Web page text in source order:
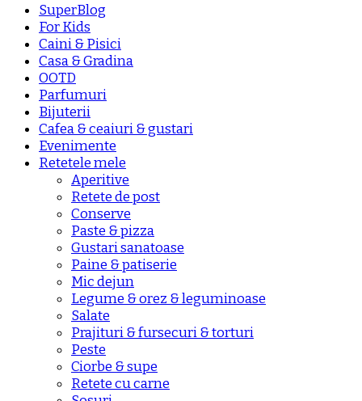
SuperBlog
For Kids
Caini & Pisici
Casa & Gradina
OOTD
Parfumuri
Bijuterii
Cafea & ceaiuri & gustari
Evenimente
Retetele mele
Aperitive
Retete de post
Conserve
Paste & pizza
Gustari sanatoase
Paine & patiserie
Mic dejun
Legume & orez & leguminoase
Salate
Prajituri & fursecuri & torturi
Peste
Ciorbe & supe
Retete cu carne